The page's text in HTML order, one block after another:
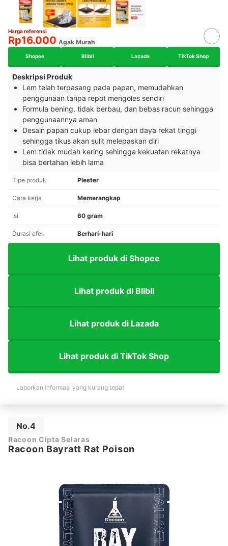
Harga referensi
Rp16.000 Agak Murah
Shopee Blibli Lazada TikTok Shop
Deskripsi Produk
Lem telah terpasang pada papan, memudahkan
penggunaan tanpa repot mengoles sendiri
Formula bening, tidak berbau, dan bebas racun sehingga
penggunaannya aman
Desain papan cukup lebar dengan daya rekat tinggi
sehingga tikus akan sulit melepaskan diri
Lem tidak mudah kering sehingga kekuatan rekatnya
bisa bertahan lebih lama
Tipe produk Plester
Cara kerja Memerangkap
Isi 60 gram
Durasi efek Berhari-hari
Lihat produk di Shopee
Lihat produk di Blibli
Lihat produk di Lazada
Lihat produk di TikTok Shop
Laporkan informasi yang kurang tepat
No.4
Racoon Cipta Selaras
Racoon Bayratt Rat Poison